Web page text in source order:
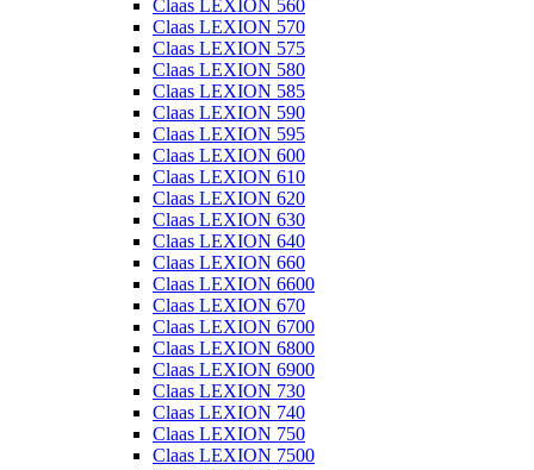
Claas LEXION 560
Claas LEXION 570
Claas LEXION 575
Claas LEXION 580
Claas LEXION 585
Claas LEXION 590
Claas LEXION 595
Claas LEXION 600
Claas LEXION 610
Claas LEXION 620
Claas LEXION 630
Claas LEXION 640
Claas LEXION 660
Claas LEXION 6600
Claas LEXION 670
Claas LEXION 6700
Claas LEXION 6800
Claas LEXION 6900
Claas LEXION 730
Claas LEXION 740
Claas LEXION 750
Claas LEXION 7500